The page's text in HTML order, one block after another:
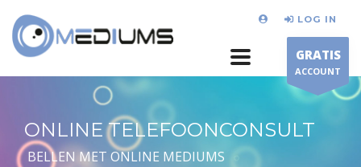
LOG IN
GRATIS
ACCOUNT
ONLINE TELEFOONCONSULT
BELLEN MET ONLINE MEDIUMS